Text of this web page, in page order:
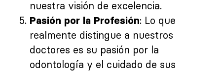
nuestra visión de excelencia.
Pasión por la Profesión: Lo que
realmente distingue a nuestros
doctores es su pasión por la
odontología y el cuidado de sus